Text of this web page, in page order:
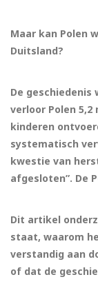
Maar kan Polen
Duitsland?
De geschiedenis
verloor Polen 5,2
kinderen
systematisch
kwestie van
afgesloten”. De
Dit artikel
staat, waarom
verstandig aan
of dat de